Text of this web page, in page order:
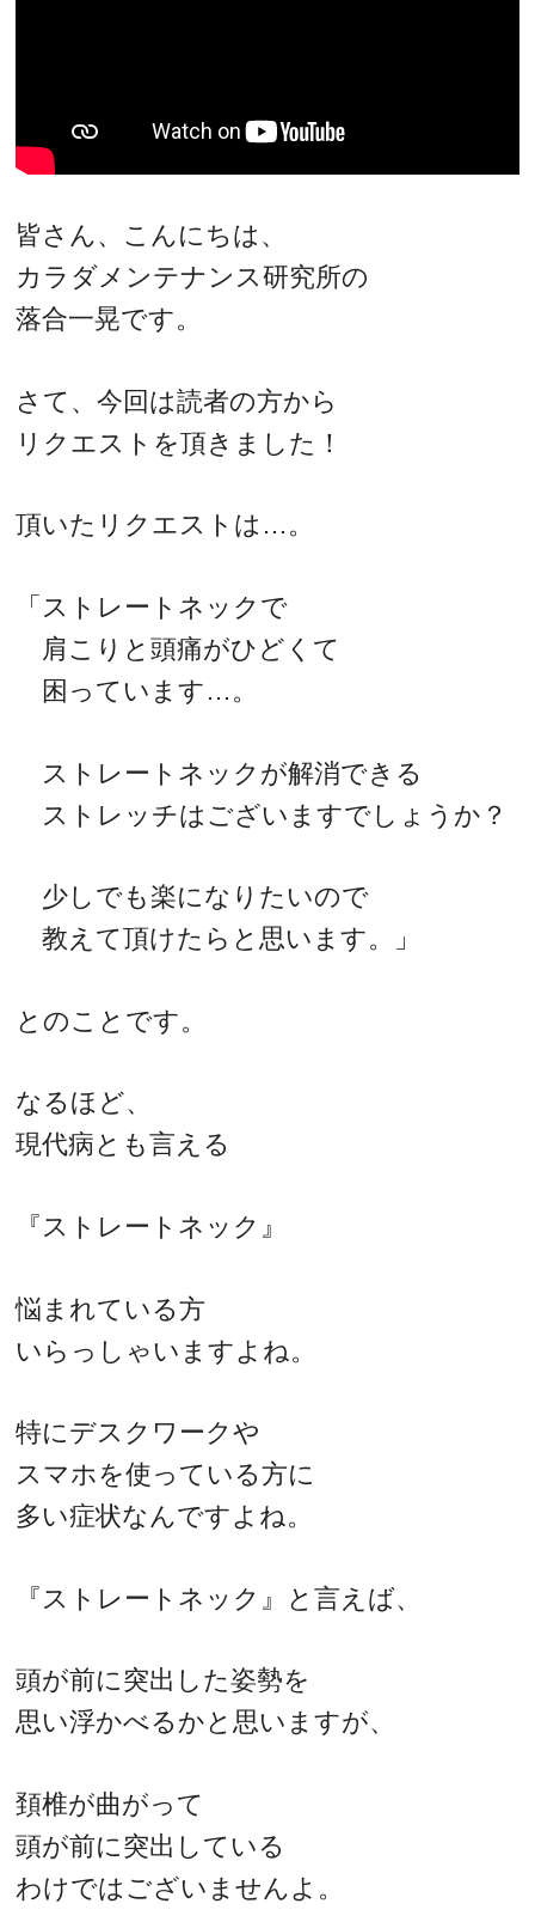
皆さん、こんにちは、
カラダメンテナンス研究所の
落合一晃です。
さて、今回は読者の方から
リクエストを頂きました！
頂いたリクエストは…。
「ストレートネックで
肩こりと頭痛がひどくて
困っています…。
ストレートネックが解消できる
ストレッチはございますでしょうか？
少しでも楽になりたいので
教えて頂けたらと思います。」
とのことです。
なるほど、
現代病とも言える
『ストレートネック』
悩まれている方
いらっしゃいますよね。
特にデスクワークや
スマホを使っている方に
多い症状なんですよね。
『ストレートネック』と言えば、
頭が前に突出した姿勢を
思い浮かべるかと思いますが、
頚椎が曲がって
頭が前に突出している
わけではございませんよ。